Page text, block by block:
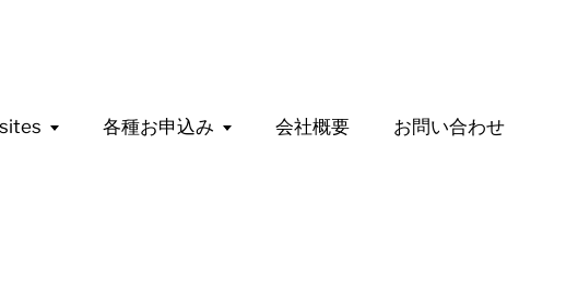
各種お申込み 会社概要 お問い合わせ